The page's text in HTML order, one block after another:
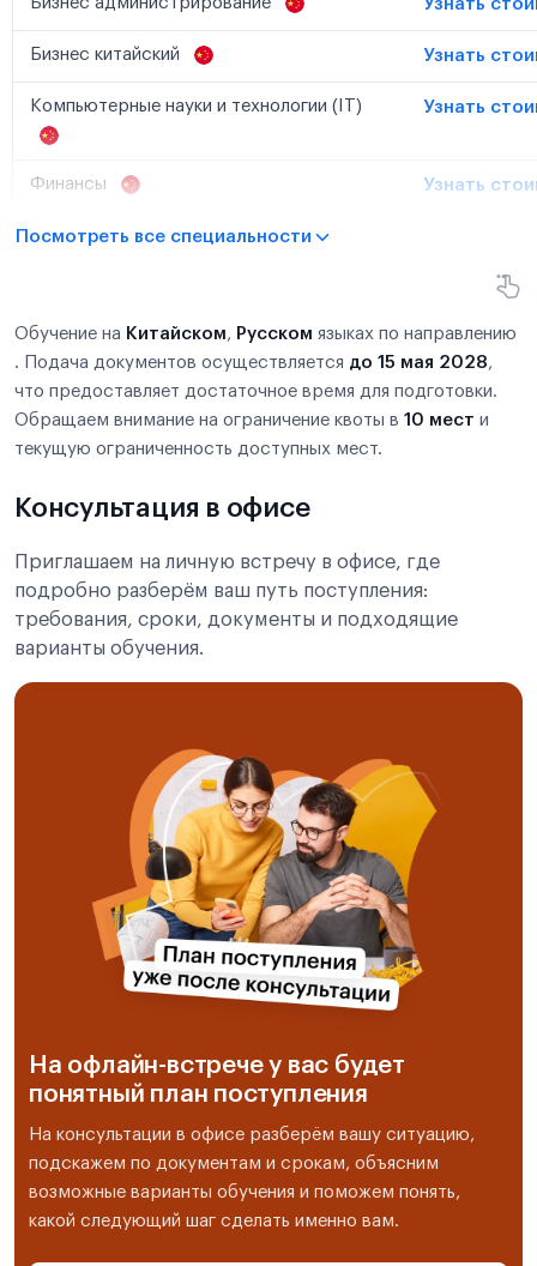
Узнать
Бизнес китайский Узнать
Компьютерные науки и технологии (IT) Узнать
Финансы Узнать
Посмотреть все специальности
Обучение на Китайском, Русском языках по направлению
. Подача документов осуществляется до 15 мая 2028,
что предоставляет достаточное время для подготовки.
Обращаем внимание на ограничение квоты в 10 мест и
текущую ограниченность доступных мест.
Консультация в офисе
Приглашаем на личную встречу в офисе, где
подробно разберём ваш путь поступления:
требования, сроки, документы и подходящие
варианты обучения.
На офлайн-встрече у вас будет
понятный план поступления
На консультации в офисе разберём вашу ситуацию,
подскажем по документам и срокам, объясним
возможные варианты обучения и поможем понять,
какой следующий шаг сделать именно вам.